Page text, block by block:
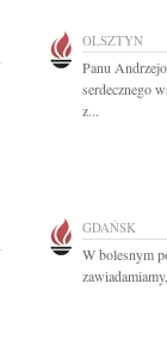
OLSZTYN
Panu
serdecznego
z...
GDAŃSK
W bolesnym